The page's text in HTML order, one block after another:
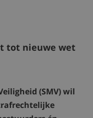
tot nieuwe wet
(SMV) wil